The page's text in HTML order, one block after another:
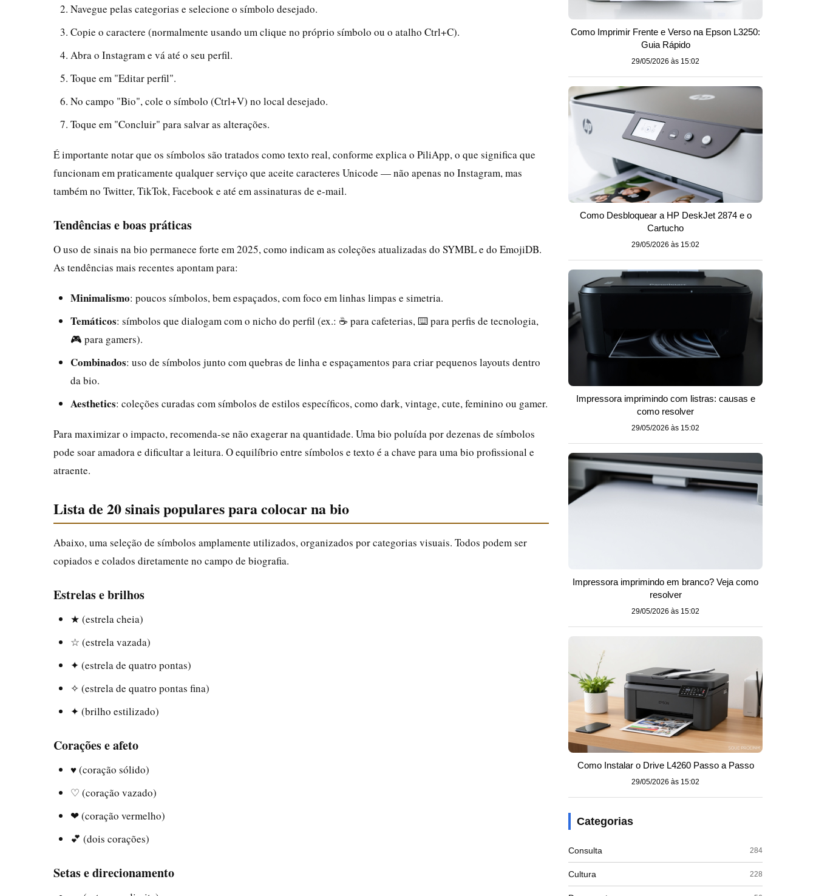
Navegue pelas categorias e selecione o símbolo desejado.
Copie o caractere (normalmente usando um clique no próprio símbolo ou o atalho Ctrl+C).
Abra o Instagram e vá até o seu perfil.
Toque em "Editar perfil".
No campo "Bio", cole o símbolo (Ctrl+V) no local desejado.
Toque em "Concluir" para salvar as alterações.
É importante notar que os símbolos são tratados como texto real, conforme explica o PiliApp, o que significa que
funcionam em praticamente qualquer serviço que aceite caracteres Unicode — não apenas no Instagram, mas
também no Twitter, TikTok, Facebook e até em assinaturas de e-mail.
Tendências e boas práticas
O uso de sinais na bio permanece forte em 2025, como indicam as coleções atualizadas do SYMBL e do EmojiDB.
As tendências mais recentes apontam para:
Minimalismo: poucos símbolos, bem espaçados, com foco em linhas limpas e simetria.
Temáticos: símbolos que dialogam com o nicho do perfil (ex.: ☕ para cafeterias, ⌨️ para perfis de tecnologia,
🎮 para gamers).
Combinados: uso de símbolos junto com quebras de linha e espaçamentos para criar pequenos layouts dentro
da bio.
Aesthetics: coleções curadas com símbolos de estilos específicos, como dark, vintage, cute, feminino ou gamer.
Para maximizar o impacto, recomenda-se não exagerar na quantidade. Uma bio poluída por dezenas de símbolos
pode soar amadora e dificultar a leitura. O equilíbrio entre símbolos e texto é a chave para uma bio profissional e
atraente.
Lista de 20 sinais populares para colocar na bio
Abaixo, uma seleção de símbolos amplamente utilizados, organizados por categorias visuais. Todos podem ser
copiados e colados diretamente no campo de biografia.
Estrelas e brilhos
★ (estrela cheia)
☆ (estrela vazada)
✦ (estrela de quatro pontas)
✧ (estrela de quatro pontas fina)
✦ (brilho estilizado)
Corações e afeto
♥ (coração sólido)
♡ (coração vazado)
❤ (coração vermelho)
💕 (dois corações)
Setas e direcionamento
Como Imprimir Frente e Verso na Epson L3250:
Guia Rápido
29/05/2026 às 15:02
Como Desbloquear a HP DeskJet 2874 e o
Cartucho
29/05/2026 às 15:02
Impressora imprimindo com listras: causas e
como resolver
29/05/2026 às 15:02
Impressora imprimindo em branco? Veja como
resolver
29/05/2026 às 15:02
Como Instalar o Drive L4260 Passo a Passo
29/05/2026 às 15:02
Categorias
Consulta 284
Cultura 228